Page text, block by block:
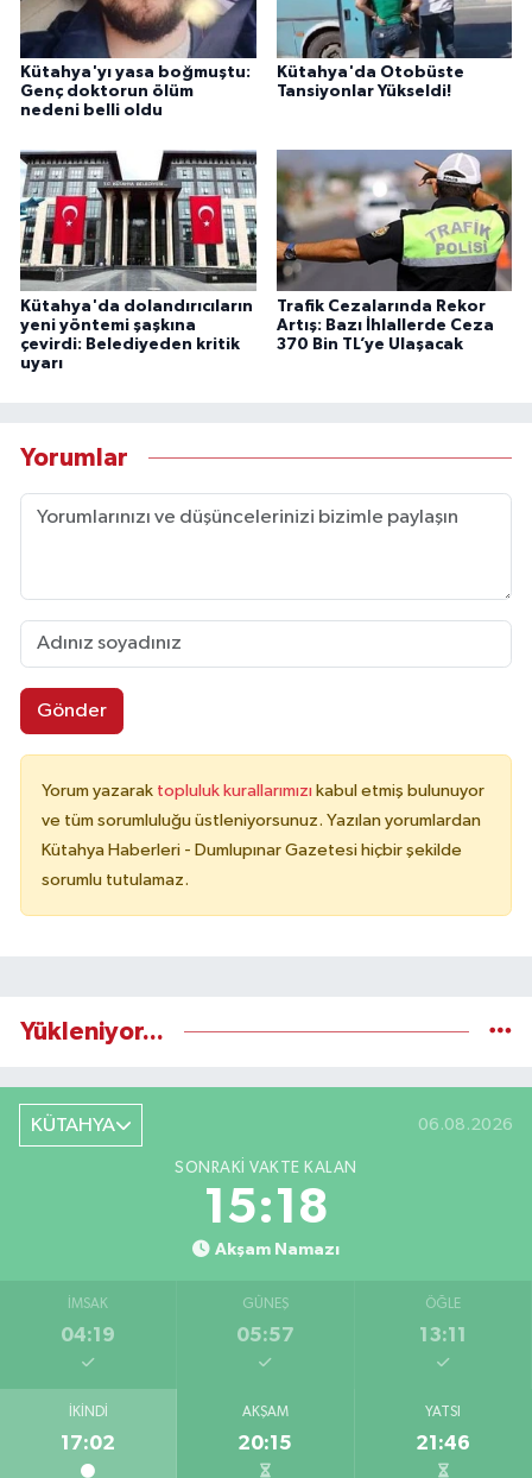
Kütahya'yı yasa boğmuştu:
Genç doktorun ölüm
nedeni belli oldu
Kütahya'da Otobüste
Tansiyonlar Yükseldi!
Kütahya'da dolandırıcıların
yeni yöntemi şaşkına
çevirdi: Belediyeden kritik
uyarı
Trafik Cezalarında Rekor
Artış: Bazı İhlallerde Ceza
370 Bin TL’ye Ulaşacak
Yorumlar
Gönder
Yorum yazarak topluluk kurallarımızı kabul etmiş bulunuyor
ve tüm sorumluluğu üstleniyorsunuz. Yazılan yorumlardan
Kütahya Haberleri - Dumlupınar Gazetesi hiçbir şekilde
sorumlu tutulamaz.
Yükleniyor...
KÜTAHYA 06.08.2026
SONRAKI VAKTE KALAN
15:17
Akşam Namazı
İMSAK
04:19
GÜNEŞ
05:57
ÖĞLE
13:11
İKINDI
17:02
AKŞAM
20:15
YATSI
21:46